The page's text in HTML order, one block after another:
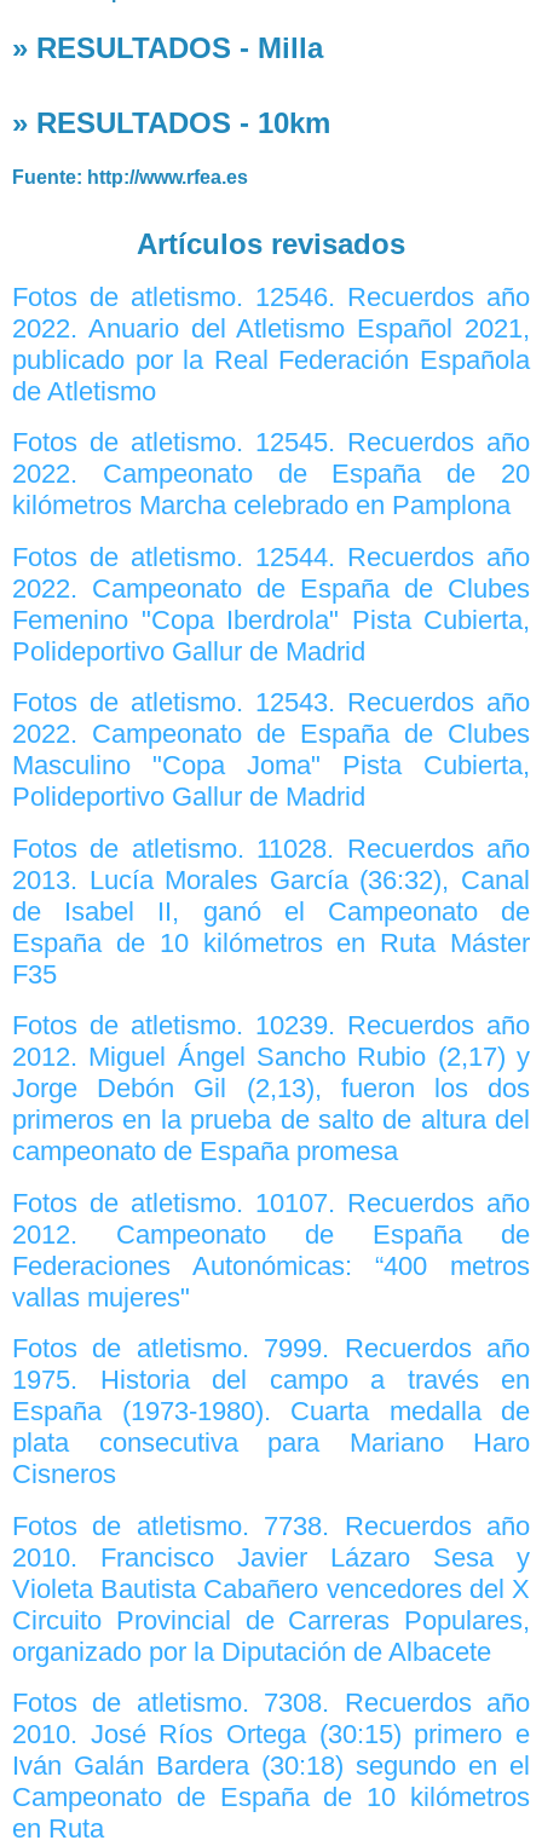
» RESULTADOS - Milla
» RESULTADOS - 10km
Fuente: http://www.rfea.es
Artículos revisados
Fotos de atletismo. 12546. Recuerdos año
2022. Anuario del Atletismo Español 2021,
publicado por la Real Federación Española
de Atletismo
Fotos de atletismo. 12545. Recuerdos año
2022. Campeonato de España de 20
kilómetros Marcha celebrado en Pamplona
Fotos de atletismo. 12544. Recuerdos año
2022. Campeonato de España de Clubes
Femenino "Copa Iberdrola" Pista Cubierta,
Polideportivo Gallur de Madrid
Fotos de atletismo. 12543. Recuerdos año
2022. Campeonato de España de Clubes
Masculino "Copa Joma" Pista Cubierta,
Polideportivo Gallur de Madrid
Fotos de atletismo. 11028. Recuerdos año
2013. Lucía Morales García (36:32), Canal
de Isabel II, ganó el Campeonato de
España de 10 kilómetros en Ruta Máster
F35
Fotos de atletismo. 10239. Recuerdos año
2012. Miguel Ángel Sancho Rubio (2,17) y
Jorge Debón Gil (2,13), fueron los dos
primeros en la prueba de salto de altura del
campeonato de España promesa
Fotos de atletismo. 10107. Recuerdos año
2012. Campeonato de España de
Federaciones Autonómicas: “400 metros
vallas mujeres"
Fotos de atletismo. 7999. Recuerdos año
1975. Historia del campo a través en
España (1973-1980). Cuarta medalla de
plata consecutiva para Mariano Haro
Cisneros
Fotos de atletismo. 7738. Recuerdos año
2010. Francisco Javier Lázaro Sesa y
Violeta Bautista Cabañero vencedores del X
Circuito Provincial de Carreras Populares,
organizado por la Diputación de Albacete
Fotos de atletismo. 7308. Recuerdos año
2010. José Ríos Ortega (30:15) primero e
Iván Galán Bardera (30:18) segundo en el
Campeonato de España de 10 kilómetros
en Ruta